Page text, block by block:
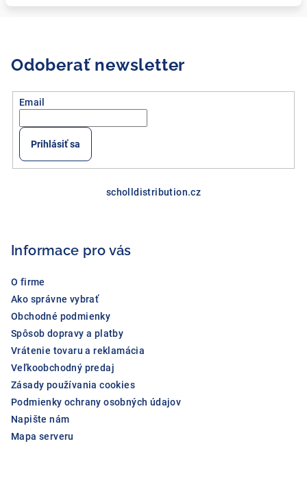
Odoberať newsletter
Email
Prihlásiť sa
scholldistribution.cz
Informace pro vás
O firme
Ako správne vybrať
Obchodné podmienky
Spôsob dopravy a platby
Vrátenie tovaru a reklamácia
Veľkoobchodný predaj
Zásady používania cookies
Podmienky ochrany osobných údajov
Napište nám
Mapa serveru